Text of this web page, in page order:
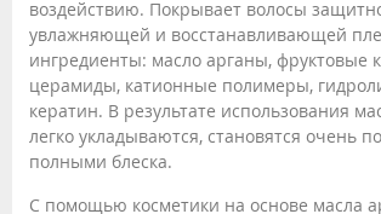
воздействию. Покрывает волосы
увлажняющей и восстанавливающей
ингредиенты: масло арганы, фруктовые
церамиды, катионные полимеры,
кератин. В результате использования
легко укладываются, становятся очень
полными блеска.
С помощью косметики на основе масла